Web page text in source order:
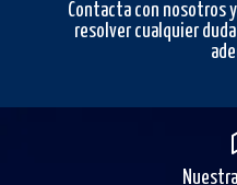
Contacta con nosotros
resolver cualquier